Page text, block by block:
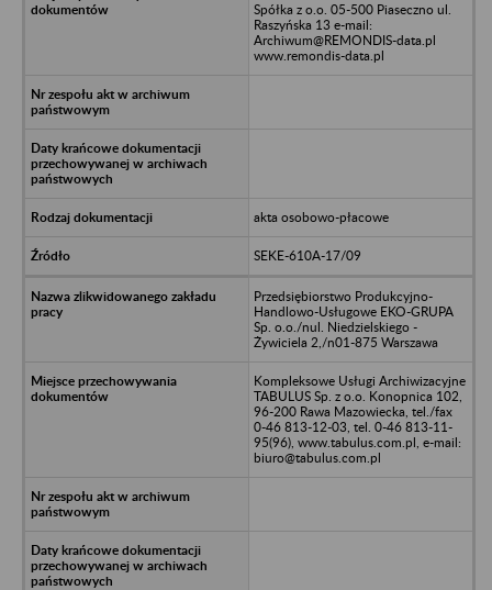
Spółka z o.o. 05-500 Piaseczno ul.
Raszyńska 13 e-mail:
Archiwum@REMONDIS-data.pl
www.remondis-data.pl
akta osobowo-płacowe
SEKE-610A-17/09
Przedsiębiorstwo Produkcyjno-
Handlowo-Usługowe EKO-GRUPA
Sp. o.o./nul. Niedzielskiego -
Żywiciela 2,/n01-875 Warszawa
Kompleksowe Usługi Archiwizacyjne
TABULUS Sp. z o.o. Konopnica 102,
96-200 Rawa Mazowiecka, tel./fax
0-46 813-12-03, tel. 0-46 813-11-
95(96), www.tabulus.com.pl, e-mail:
biuro@tabulus.com.pl